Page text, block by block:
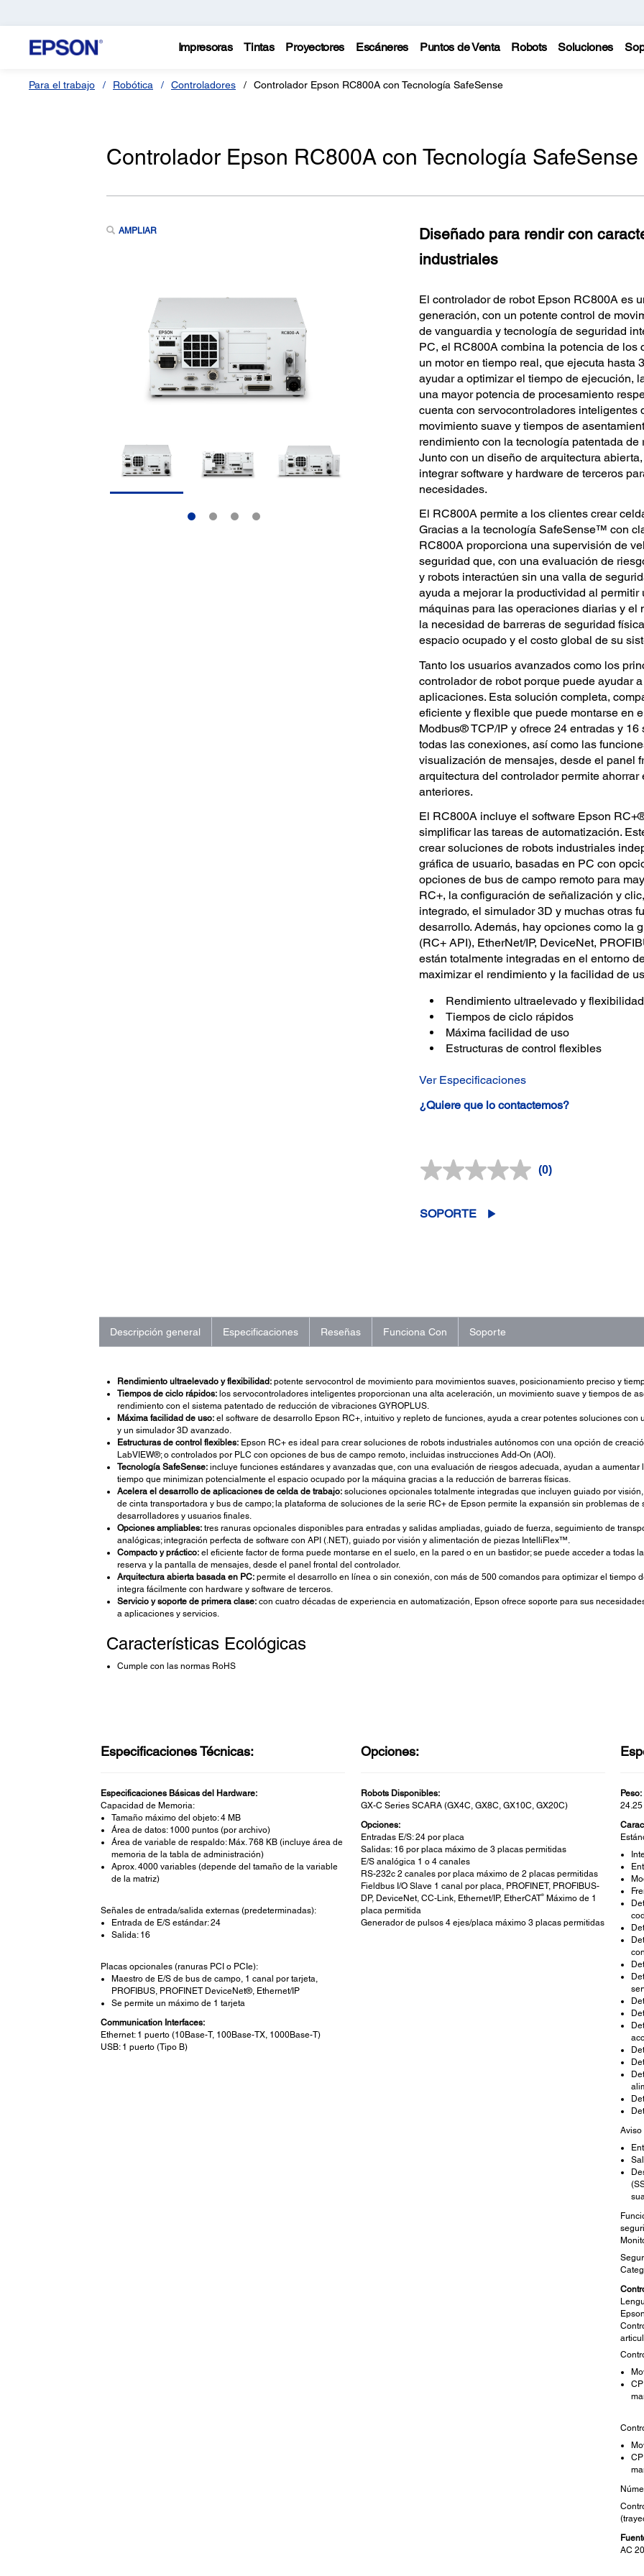
Impresoras Tintas Proyectores Escáneres Puntos de Venta Robots Soluciones
Para el trabajo Robótica Controladores Controlador Epson RC800A con Tecnología SafeSense
Controlador Epson RC800A con Tecnología SafeSense
AMPLIAR
Diseñado para rendir con
industriales
El controlador de robot Epson RC800A es
generación, con un potente control de
de vanguardia y tecnología de seguridad
PC, el RC800A combina la potencia de
un motor en tiempo real, que ejecuta hasta
ayudar a optimizar el tiempo de ejecución,
una mayor potencia de procesamiento
cuenta con servocontroladores
movimiento suave y tiempos de
rendimiento con la tecnología patentada
Junto con un diseño de arquitectura
integrar software y hardware de terceros
necesidades.
El RC800A permite a los clientes crear
Gracias a la tecnología SafeSense™ con
RC800A proporciona una supervisión de
seguridad que, con una evaluación de
y robots interactúen sin una valla de
ayuda a mejorar la productividad al
máquinas para las operaciones diarias y el
la necesidad de barreras de seguridad
espacio ocupado y el costo global de su
Tanto los usuarios avanzados como los
controlador de robot porque puede ayudar
aplicaciones. Esta solución completa,
eficiente y flexible que puede montarse en
Modbus® TCP/IP y ofrece 24 entradas y
todas las conexiones, así como las
visualización de mensajes, desde el panel
arquitectura del controlador permite
anteriores.
El RC800A incluye el software Epson
simplificar las tareas de automatización.
crear soluciones de robots industriales
gráfica de usuario, basadas en PC con
opciones de bus de campo remoto para
RC+, la configuración de señalización y
integrado, el simulador 3D y muchas otras
desarrollo. Además, hay opciones como la
(RC+ API), EtherNet/IP, DeviceNet,
están totalmente integradas en el entorno
maximizar el rendimiento y la facilidad de
Rendimiento ultraelevado y flexibilidad
Tiempos de ciclo rápidos
Máxima facilidad de uso
Estructuras de control flexibles
Ver Especificaciones
¿Quiere que lo contactemos?
Sin
(0)
SOPORTE
Descripción general Especificaciones Reseñas Funciona Con Soporte
Rendimiento ultraelevado y flexibilidad:potente servocontrol de movimiento para movimientos suaves, posicionamiento preciso y
Tiempos de ciclo rápidos:los servocontroladores inteligentes proporcionan una alta aceleración, un movimiento suave y tiempos de
rendimiento con el sistema patentado de reducción de vibraciones GYROPLUS.
Máxima facilidad de uso:el software de desarrollo Epson RC+, intuitivo y repleto de funciones, ayuda a crear potentes soluciones
y un simulador 3D avanzado.
Estructuras de control flexibles:Epson RC+ es ideal para crear soluciones de robots industriales autónomos con una opción de
LabVIEW®; o controlados por PLC con opciones de bus de campo remoto, incluidas instrucciones Add-On (AOI).
Tecnología SafeSense:incluye funciones estándares y avanzadas que, con una evaluación de riesgos adecuada, ayudan a
tiempo que minimizan potencialmente el espacio ocupado por la máquina gracias a la reducción de barreras físicas.
Acelera el desarrollo de aplicaciones de celda de trabajo:soluciones opcionales totalmente integradas que incluyen guiado por
de cinta transportadora y bus de campo; la plataforma de soluciones de la serie RC+ de Epson permite la expansión sin problemas
desarrolladores y usuarios finales.
Opciones ampliables:tres ranuras opcionales disponibles para entradas y salidas ampliadas, guiado de fuerza, seguimiento de
analógicas; integración perfecta de software con API (.NET), guiado por visión y alimentación de piezas IntelliFlex™.
Compacto y práctico:el eficiente factor de forma puede montarse en el suelo, en la pared o en un bastidor; se puede acceder a todas
reserva y la pantalla de mensajes, desde el panel frontal del controlador.
Arquitectura abierta basada en PC:permite el desarrollo en línea o sin conexión, con más de 500 comandos para optimizar el tiempo
integra fácilmente con hardware y software de terceros.
Servicio y soporte de primera clase:con cuatro décadas de experiencia en automatización, Epson ofrece soporte para sus
a aplicaciones y servicios.
Características Ecológicas
Cumple con las normas RoHS
Especificaciones Técnicas:
Especificaciones Básicas del Hardware:
Capacidad de Memoria:
Tamaño máximo del objeto: 4 MB
Área de datos: 1000 puntos (por archivo)
Área de variable de respaldo: Máx. 768 KB (incluye área de
memoria de la tabla de administración)
Aprox. 4000 variables (depende del tamaño de la variable
de la matriz)
Señales de entrada/salida externas (predeterminadas):
Entrada de E/S estándar: 24
Salida: 16
Placas opcionales (ranuras PCI o PCIe):
Maestro de E/S de bus de campo, 1 canal por tarjeta,
PROFIBUS, PROFINET DeviceNet®, Ethernet/IP
Se permite un máximo de 1 tarjeta
Communication Interfaces:
Ethernet: 1 puerto (10Base-T, 100Base-TX, 1000Base-T)
USB: 1 puerto (Tipo B)
Opciones:
Robots Disponibles:
GX-C Series SCARA (GX4C, GX8C, GX10C, GX20C)
Opciones:
Entradas E/S: 24 por placa
Salidas: 16 por placa máximo de 3 placas permitidas
E/S analógica 1 o 4 canales
RS-232c 2 canales por placa máximo de 2 placas permitidas
Fieldbus I/O Slave 1 canal por placa, PROFINET, PROFIBUS-
DP, DeviceNet, CC-Link, Ethernet/IP, EtherCAT®Máximo de 1
placa permitida
Generador de pulsos 4 ejes/placa máximo 3 placas permitidas
Peso:
AC